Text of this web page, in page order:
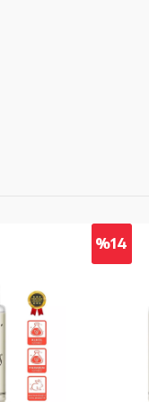
%14